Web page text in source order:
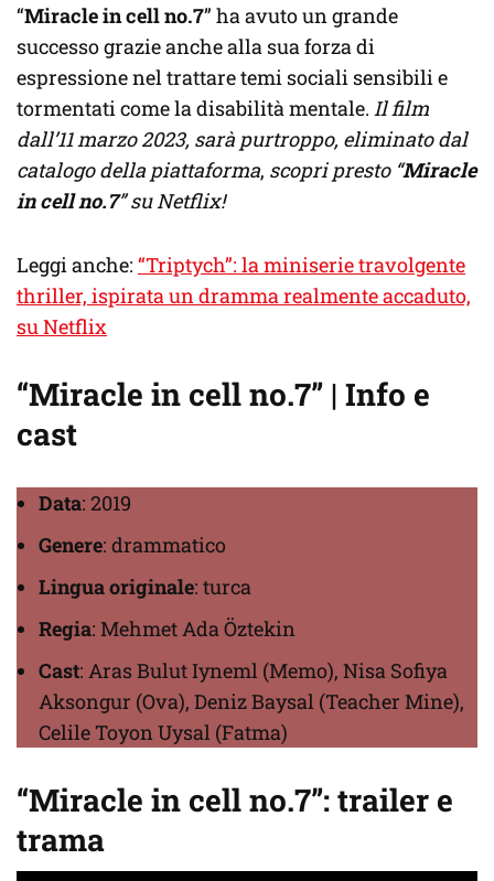
“Miracle in cell no.7” ha avuto un grande
successo grazie anche alla sua forza di
espressione nel trattare temi sociali sensibili e
tormentati come la disabilità mentale. Il film
dall’11 marzo 2023, sarà purtroppo, eliminato dal
catalogo della piattaforma, scopri presto “Miracle
in cell no.7” su Netflix!
Leggi anche: “Triptych”: la miniserie travolgente
thriller, ispirata un dramma realmente accaduto,
su Netflix
“Miracle in cell no.7” | Info e
cast
Data: 2019
Genere: drammatico
Lingua originale: turca
Regia: Mehmet Ada Öztekin
Cast: Aras Bulut Iyneml (Memo), Nisa Sofiya
Aksongur (Ova), Deniz Baysal (Teacher Mine),
Celile Toyon Uysal (Fatma)
“Miracle in cell no.7”: trailer e
trama